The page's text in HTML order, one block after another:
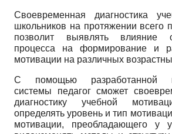
Своевременная диагностика
школьников на протяжении всего
позволит выявлять влияние
процесса на формирование и
мотивации на различных
С помощью разработанной
системы педагог сможет
диагностику учебной
определять уровень и тип
мотивации, преобладающего у